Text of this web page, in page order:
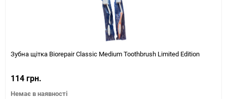
Зубна щітка Biorepair Classic Medium Toothbrush Limited Edition
114 грн.
Немає в наявності